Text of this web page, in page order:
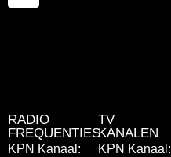
RADIO
FREQUENTIES
KPN Kanaal:
TV
KANALEN
KPN Kanaal: